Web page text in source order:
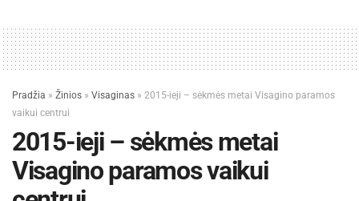
Pradžia » Žinios » Visaginas » 2015-ieji – sėkmės metai Visagino paramos
vaikui centrui
2015-ieji – sėkmės metai
Visagino paramos vaikui